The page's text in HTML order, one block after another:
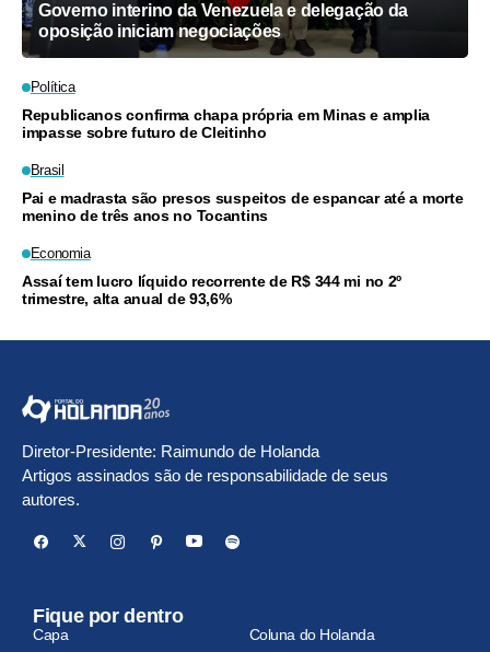
Governo interino da Venezuela e delegação da
oposição iniciam negociações
Política
Republicanos confirma chapa própria em Minas e amplia
impasse sobre futuro de Cleitinho
Brasil
Pai e madrasta são presos suspeitos de espancar até a morte
menino de três anos no Tocantins
Economia
Assaí tem lucro líquido recorrente de R$ 344 mi no 2º
trimestre, alta anual de 93,6%
Diretor-Presidente: Raimundo de Holanda
Artigos assinados são de responsabilidade de seus
autores.
Fique por dentro
Capa Coluna do Holanda